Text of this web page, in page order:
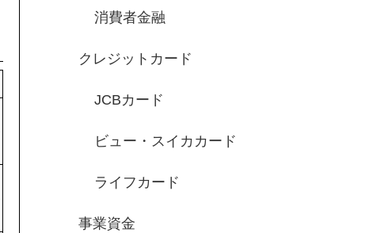
消費者金融
クレジットカード
JCBカード
ビュー・スイカカード
ライフカード
事業資金